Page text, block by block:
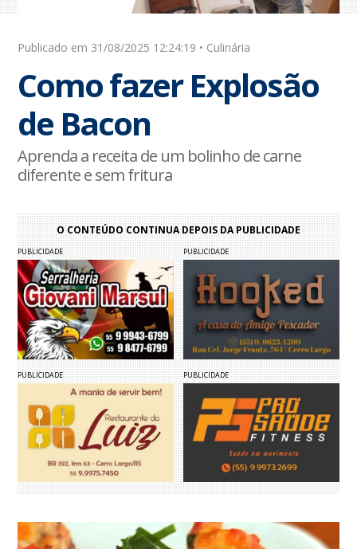
Publicado em 31/08/2025 12:24:19 • Culinária
Como fazer Explosão
de Bacon
Aprenda a receita de um bolinho de carne
diferente e sem fritura
O CONTEÚDO CONTINUA DEPOIS DA PUBLICIDADE
PUBLICIDADE PUBLICIDADE
PUBLICIDADE PUBLICIDADE